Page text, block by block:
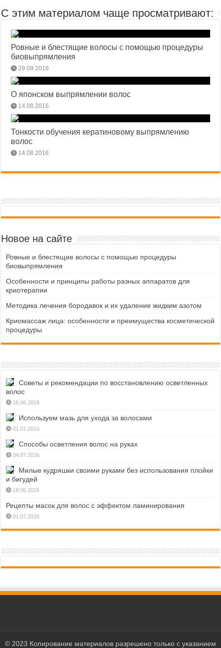
С этим материалом чаще просматривают:
Ровные и блестящие волосы с помощью процедуры
биовыпрямления
29.09.2016
О японском выпрямлении волос
14.08.2016
Тонкости обучения кератиновому выпрямлению
волос
14.08.2016
Новое на сайте
Ровные и блестящие волосы с помощью процедуры
биовыпрямления
Особенности и принципы работы разных аппаратов для
криотерапии
Методика лечения бородавок и их удаление жидким азотом
Криомассаж лица: особенности и преимущества косметической
процедуры
Советы и рекомендации по восстановлению осветленных
волос
18.06.2016
Используем мазь для ухода за волосами
01.07.2016
Способы осветления волос на руках
04.07.2016
Милые кудряшки своими руками без использования плойки
и бигудей
18.06.2016
Рецепты масок для волос с эффектом ламинирования
01.07.2016
© 2023 Копирование материалов разрешено только с указанием